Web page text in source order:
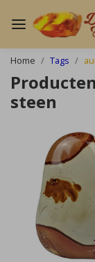
Home Tags
steen